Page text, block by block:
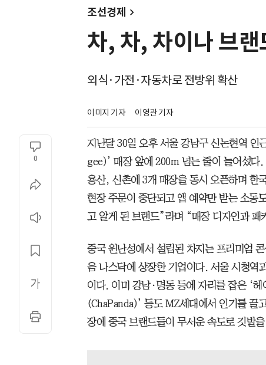
조선경제
차, 차, 차이나 브
외식·가전·자동차로 전방위 확산
이미지 기자 이영관 기자
0
지난달 30일 오후 서울 강남구 신논현역
gee)’ 매장 앞에 200m 넘는 줄이 늘어섰다
용산, 신촌에 3개 매장을 동시 오픈하며 한
현장 주문이 중단되고 앱 예약만 받는 소동
고 알게 된 브랜드”라며 “매장 디자인과
중국 윈난성에서 설립된 차지는 프리미엄
음 나스닥에 상장한 기업이다. 서울 시청역
이다. 이미 강남·명동 등에 자리를 잡은 ‘
(ChaPanda)’ 등도 MZ세대에서 인기를 끌
장에 중국 브랜드들이 무서운 속도로 깃발